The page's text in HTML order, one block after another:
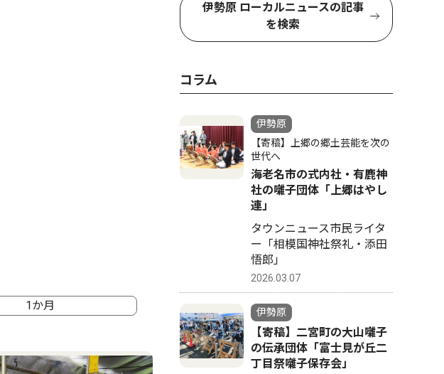
1か月
4
伊勢原 ローカルニュースの記事
を検索
コラム
伊勢原
【寄稿】上郷の郷土芸能を次の
世代へ
海老名市の式内社・有鹿神
社の囃子団体「上郷はやし
連」
タウンニュース市民ライタ
ー「相模国神社祭礼・添田
悟郎」
2026.03.07
伊勢原
【寄稿】二宮町の大山囃子
の伝承団体「富士見が丘二
丁目祭囃子保存会」